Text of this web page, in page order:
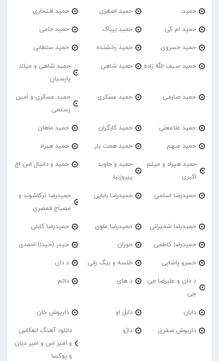
حمید حمید اصغری حمید افتخاری
حمید ام کی حمید بیباک حمید حامی
حمید خسروی حمید رخشنده حمید سلطانی
حمید سیف الله زاده حمید شاهی
حمید شاهی و میلاد
پارسیان
حمید صارمی حمید عسکری
حمید عسکری و امین
رستمی
حمید غلامعلی حمید کارگران حمید ماهان
حمید مبهم حمید همت یار حمید هیراد
حمید هیراد و میثم
اکبری
حمید و جاوید
پیروزنیا
حمید و دانیال اس اچ
حمیدرضا اسلمی حمیدرضا بابایی
حمیدرضا ترکاشوند و
مصباح قمصری
حمیدرضا شمیرانی حمیدرضا علوی حمیدرضا کابلی
حمیدرضا کاظمی حوران حیدر (حیدا) احمدی
خسرو پاشایی خلسه و بیگ رفی د دان
د دان و علیرضا جی
جی
د های دائم
دابان دابل او داریوش خان
داریوش صفری داژو
دانلود آهنگ انعکاس
و امیر اس و امیر دیان
و پوکسا